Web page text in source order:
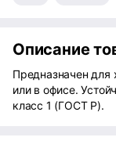
Описание
Предназначен для
или в офисе.
класс 1 (ГОСТ Р).